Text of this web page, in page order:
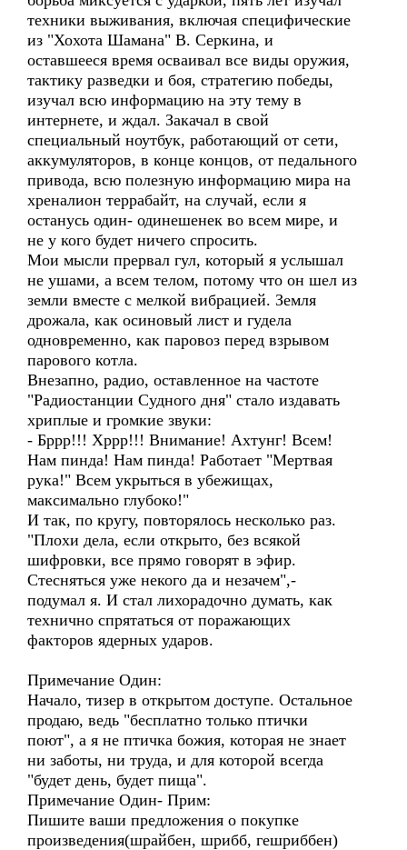
техники выживания, включая специфические
из "Хохота Шамана" В. Серкина, и
оставшееся время осваивал все виды оружия,
тактику разведки и боя, стратегию победы,
изучал всю информацию на эту тему в
интернете, и ждал. Закачал в свой
специальный ноутбук, работающий от сети,
аккумуляторов, в конце концов, от педального
привода, всю полезную информацию мира на
хреналион террабайт, на случай, если я
останусь один- одинешенек во всем мире, и
не у кого будет ничего спросить.
Мои мысли прервал гул, который я услышал
не ушами, а всем телом, потому что он шел из
земли вместе с мелкой вибрацией. Земля
дрожала, как осиновый лист и гудела
одновременно, как паровоз перед взрывом
парового котла.
Внезапно, радио, оставленное на частоте
"Радиостанции Судного дня" стало издавать
хриплые и громкие звуки:
- Бррр!!! Хррр!!! Внимание! Ахтунг! Всем!
Нам пинда! Нам пинда! Работает "Мертвая
рука!" Всем укрыться в убежищах,
максимально глубоко!"
И так, по кругу, повторялось несколько раз.
"Плохи дела, если открыто, без всякой
шифровки, все прямо говорят в эфир.
Стесняться уже некого да и незачем",-
подумал я. И стал лихорадочно думать, как
технично спрятаться от поражающих
факторов ядерных ударов.
Примечание Один:
Начало, тизер в открытом доступе. Остальное
продаю, ведь "бесплатно только птички
поют", а я не птичка божия, которая не знает
ни заботы, ни труда, и для которой всегда
"будет день, будет пища".
Примечание Один- Прим:
Пишите ваши предложения о покупке
произведения(шрайбен, шрибб, гешриббен)